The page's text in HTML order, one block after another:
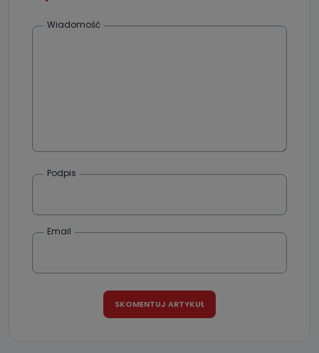
e-mailowo pod adresem: poczta@tvproart.pl
Wiadomość
Podpis
Email